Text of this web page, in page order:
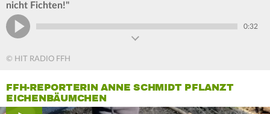
nicht Fichten!"
0:32
© HIT RADIO FFH
FFH-REPORTERIN ANNE SCHMIDT PFLANZT
EICHENBÄUMCHEN